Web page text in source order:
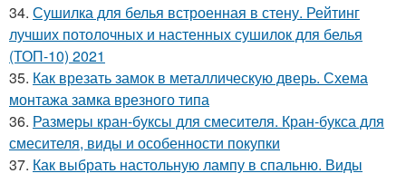
34. Сушилка для белья встроенная в стену. Рейтинг
лучших потолочных и настенных сушилок для белья
(ТОП-10) 2021
35. Как врезать замок в металлическую дверь. Схема
монтажа замка врезного типа
36. Размеры кран-буксы для смесителя. Кран-букса для
смесителя, виды и особенности покупки
37. Как выбрать настольную лампу в спальню. Виды